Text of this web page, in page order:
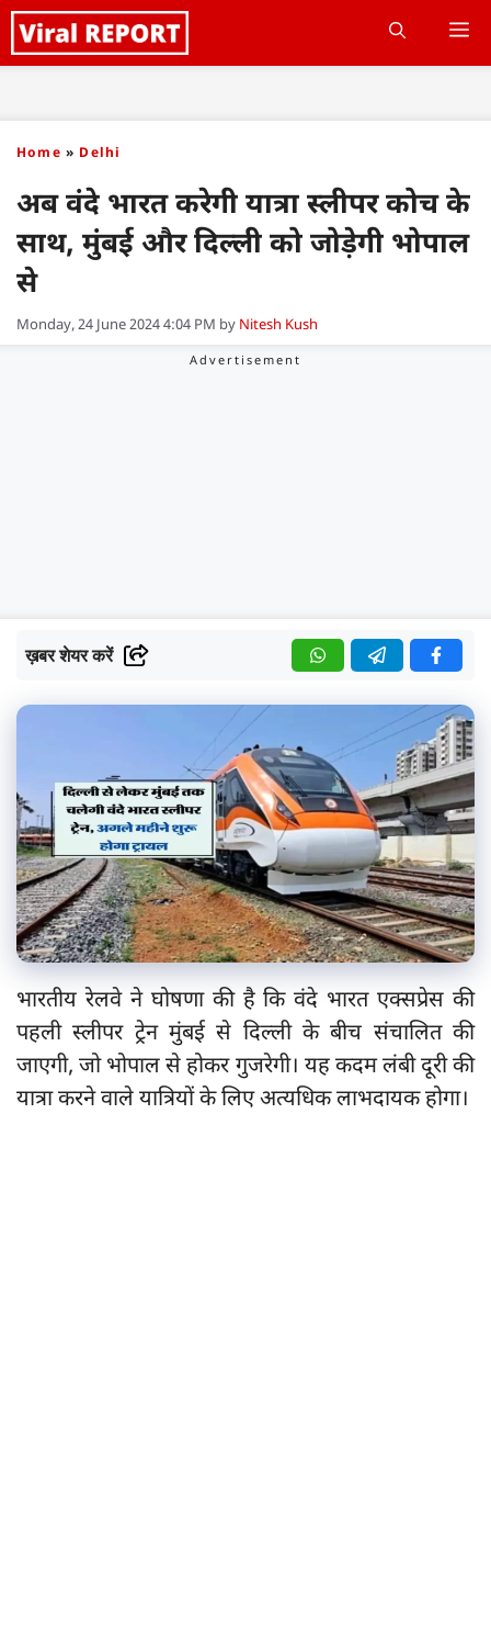
Skip
to
Home » Delhi
अब वंदे भारत करेगी यात्रा स्लीपर कोच के
साथ, मुंबई और दिल्ली को जोड़ेगी भोपाल
से
Monday, 24 June 2024 4:04 PM by Nitesh Kush
ख़बर शेयर करें
भारतीय रेलवे ने घोषणा की है कि वंदे भारत एक्सप्रेस की
पहली स्लीपर ट्रेन मुंबई से दिल्ली के बीच संचालित की
जाएगी, जो भोपाल से होकर गुजरेगी। यह कदम लंबी दूरी की
यात्रा करने वाले यात्रियों के लिए अत्यधिक लाभदायक होगा।